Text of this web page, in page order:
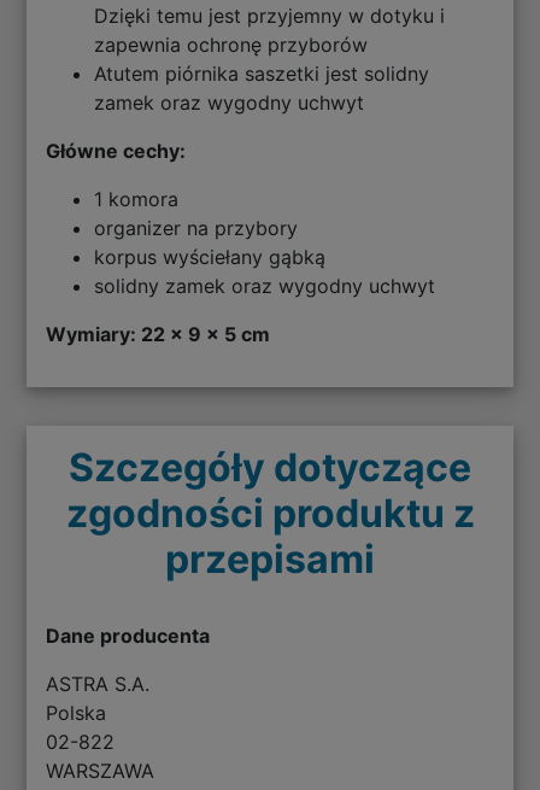
Dzięki temu jest przyjemny w dotyku i
zapewnia ochronę przyborów
Atutem piórnika saszetki jest solidny
zamek oraz wygodny uchwyt
Główne cechy:
1 komora
organizer na przybory
korpus wyściełany gąbką
solidny zamek oraz wygodny uchwyt
Wymiary: 22 x 9 x 5 cm
Szczegóły dotyczące
zgodności produktu z
przepisami
Dane producenta
ASTRA S.A.
Polska
02-822
WARSZAWA